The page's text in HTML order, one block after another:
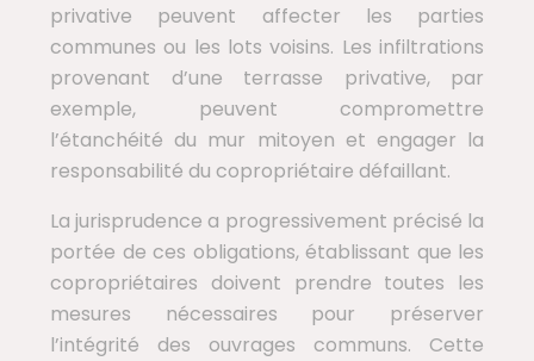
privative peuvent affecter les parties
communes ou les lots voisins. Les infiltrations
provenant d’une terrasse privative, par
exemple, peuvent compromettre
l’étanchéité du mur mitoyen et engager la
responsabilité du copropriétaire défaillant.
La jurisprudence a progressivement précisé la
portée de ces obligations, établissant que les
copropriétaires doivent prendre toutes les
mesures nécessaires pour préserver
l’intégrité des ouvrages communs. Cette